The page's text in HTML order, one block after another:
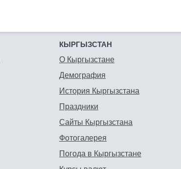
КЫРГЫЗСТАН
О Кыргызстане
Демография
История Кыргызстана
Праздники
Сайты Кыргызстана
Фотогалерея
Погода в Кыргызстане